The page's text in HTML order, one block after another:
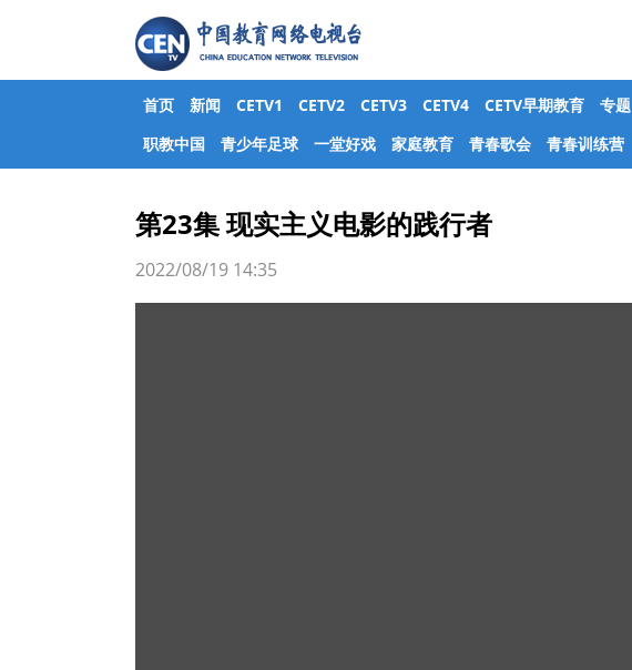
首页 新闻 CETV1 CETV2 CETV3 CETV4 CETV早期教育 专题
职教中国
青少年足球 一堂好戏 家庭教育 青春歌会 青春训练营
第23集 现实主义电影的践行者
2022/08/19 14:35